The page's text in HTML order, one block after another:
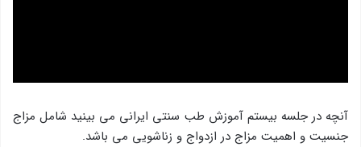
آنچه در جلسه بیستم آموزش طب سنتی ایرانی می بینید شامل مزاج
جنسیت و اهميت مزاج در ازدواج و زناشويی می باشد.